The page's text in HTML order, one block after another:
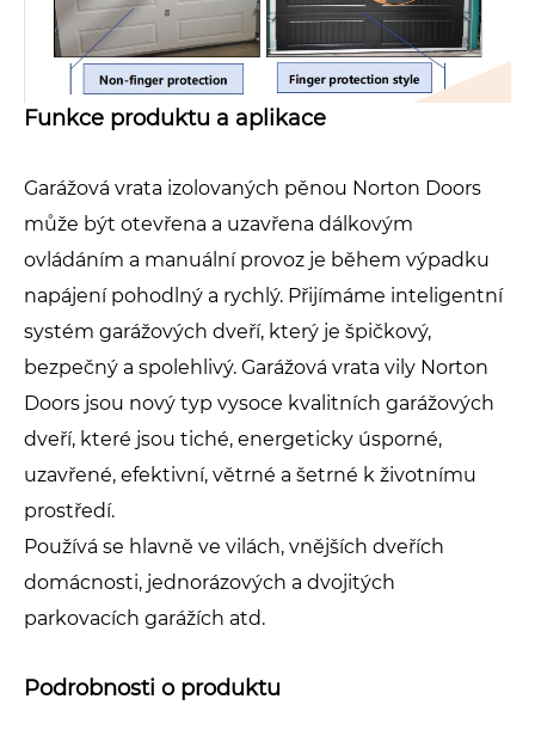
Funkce produktu a aplikace
Garážová vrata izolovaných pěnou Norton Doors
může být otevřena a uzavřena dálkovým
ovládáním a manuální provoz je během výpadku
napájení pohodlný a rychlý. Přijímáme inteligentní
systém garážových dveří, který je špičkový,
bezpečný a spolehlivý. Garážová vrata vily Norton
Doors jsou nový typ vysoce kvalitních garážových
dveří, které jsou tiché, energeticky úsporné,
uzavřené, efektivní, větrné a šetrné k životnímu
prostředí.
Používá se hlavně ve vilách, vnějších dveřích
domácnosti, jednorázových a dvojitých
parkovacích garážích atd.
Podrobnosti o produktu